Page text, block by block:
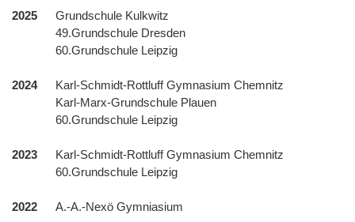
2025
Grundschule Kulkwitz
49.Grundschule Dresden
60.Grundschule Leipzig
2024
Karl-Schmidt-Rottluff Gymnasium Chemnitz
Karl-Marx-Grundschule Plauen
60.Grundschule Leipzig
2023
Karl-Schmidt-Rottluff Gymnasium Chemnitz
60.Grundschule Leipzig
2022 A.-A.-Nexö Gymniasium